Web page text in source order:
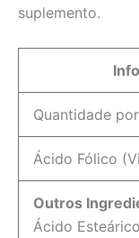
suplemento.
Quantidade
Ácido Fólico
Outros
Ácido